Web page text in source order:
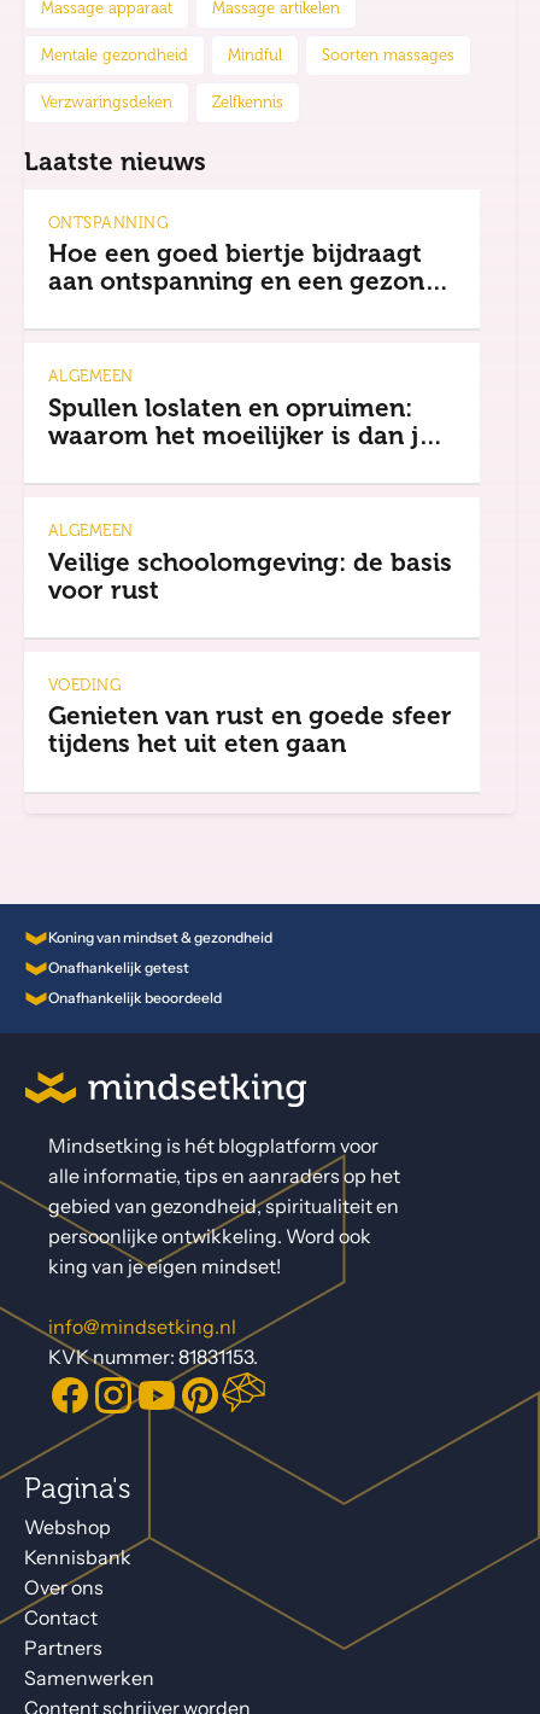
Massage apparaat Massage artikelen
Mentale gezondheid Mindful Soorten massages
Verzwaringsdeken Zelfkennis
Laatste nieuws
ONTSPANNING
Hoe een goed biertje bijdraagt
aan ontspanning en een gezonde
ALGEMEEN
Spullen loslaten en opruimen:
waarom het moeilijker is dan je
ALGEMEEN
Veilige schoolomgeving: de basis
voor rust
VOEDING
Genieten van rust en goede sfeer
tijdens het uit eten gaan
Koning van mindset & gezondheid
Onafhankelijk getest
Onafhankelijk beoordeeld
Mindsetking is hét blogplatform voor
alle informatie, tips en aanraders op het
gebied van gezondheid, spiritualiteit en
persoonlijke ontwikkeling. Word ook
king van je eigen mindset!
info@mindsetking.nl
KVK nummer: 81831153.
Pagina's
Webshop
Kennisbank
Over ons
Contact
Partners
Samenwerken